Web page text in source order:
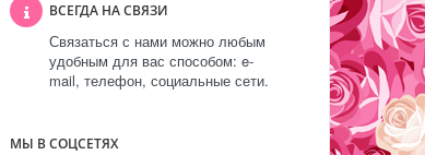
ВСЕГДА НА СВЯЗИ
Связаться с нами можно любым
удобным для вас способом: e-
mail, телефон, социальные сети.
МЫ В СОЦСЕТЯХ